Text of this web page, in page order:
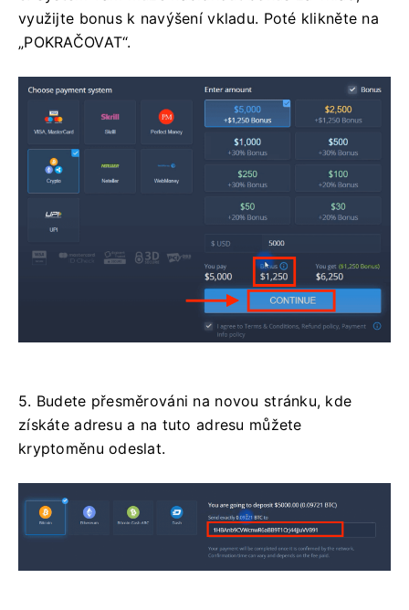
využijte bonus k navýšení vkladu. Poté klikněte na
„POKRAČOVAT“.
5. Budete přesměrováni na novou stránku, kde
získáte adresu a na tuto adresu můžete
kryptoměnu odeslat.